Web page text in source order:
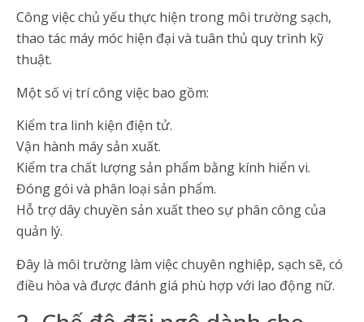
Công việc chủ yếu thực hiện trong môi trường sạch,
thao tác máy móc hiện đại và tuân thủ quy trình kỹ
thuật.
Một số vị trí công việc bao gồm:
Kiểm tra linh kiện điện tử.
Vận hành máy sản xuất.
Kiểm tra chất lượng sản phẩm bằng kính hiển vi.
Đóng gói và phân loại sản phẩm.
Hỗ trợ dây chuyền sản xuất theo sự phân công của
quản lý.
Đây là môi trường làm việc chuyên nghiệp, sạch sẽ, có
điều hòa và được đánh giá phù hợp với lao động nữ.